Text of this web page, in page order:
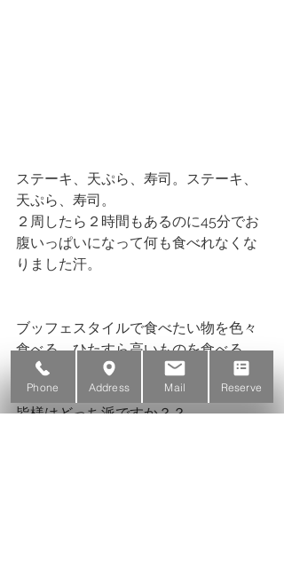
ステーキ、天ぷら、寿司。ステーキ、
天ぷら、寿司。
２周したら２時間もあるのに45分でお
腹いっぱいになって何も食べれなくな
りました汗。
ブッフェスタイルで食べたい物を色々
食べる、ひたすら高いものを食べる
どっちがいいんですかね？
皆様はどっち派ですか？？
Phone Address Mail Reserve